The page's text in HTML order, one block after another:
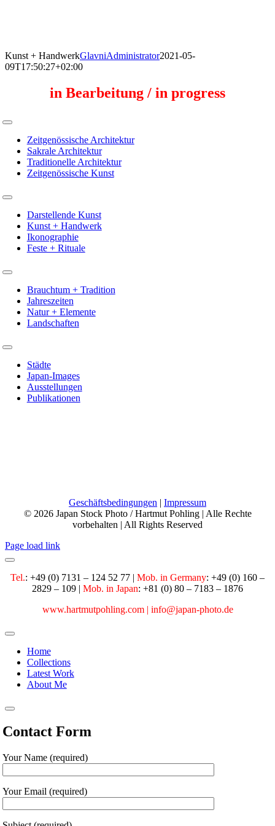
Kunst + HandwerkGlavniAdministrator2021-05-
09T17:50:27+02:00
in Bearbeitung / in progress
Toggle
NavigationZeitgenössische Architektur
Sakrale Architektur
Traditionelle Architektur
Zeitgenössische Kunst
Toggle
NavigationDarstellende Kunst
Kunst + Handwerk
Ikonographie
Feste + Rituale
Toggle
NavigationBrauchtum + Tradition
Jahreszeiten
Natur + Elemente
Landschaften
Toggle
Navigation
Städte
Japan-Images
Ausstellungen
Publikationen
Geschäftsbedingungen | Impressum
© 2026 Japan Stock Photo / Hartmut Pohling | Alle Rechte
vorbehalten | All Rights Reserved
Page load link
Tel.: +49 (0) 7131 – 124 52 77 | Mob. in Germany: +49 (0) 160 –
2829 – 109 | Mob. in Japan: +81 (0) 80 – 7183 – 1876
www.hartmutpohling.com | info@japan-photo.de
Home
Collections
Latest Work
About Me
Contact Form
Your Name (required)
Your Email (required)